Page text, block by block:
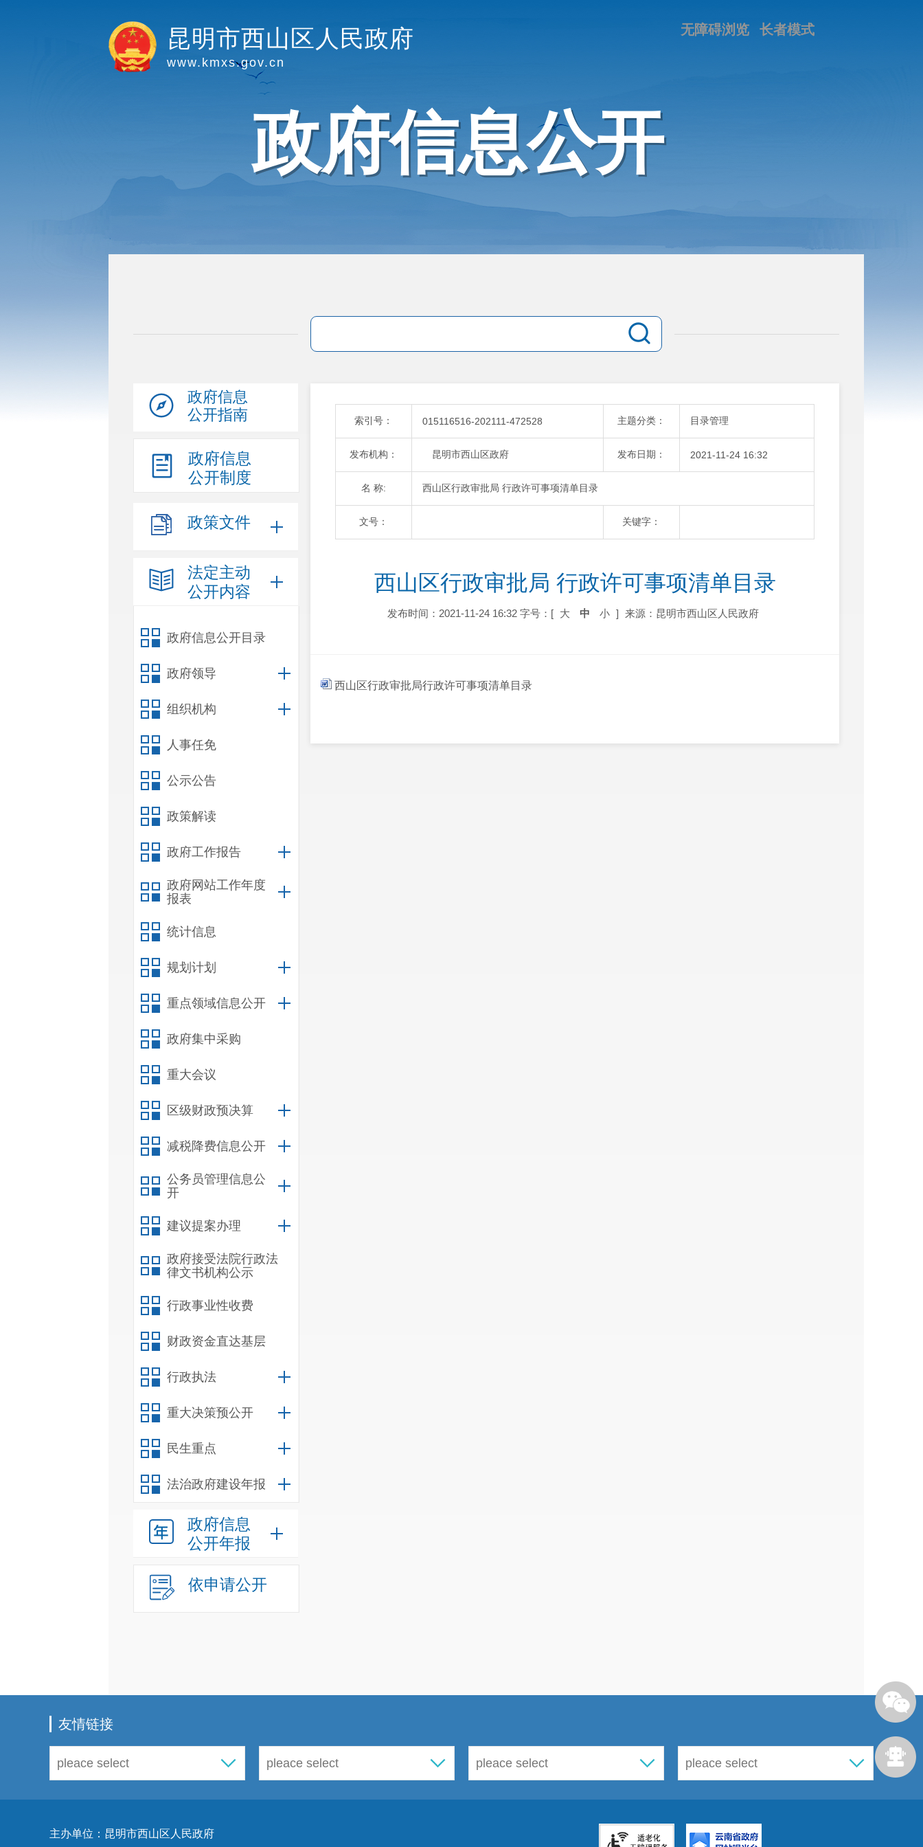
昆明市西山区人民政府
www.kmxs.gov.cn
长者模式
无障碍浏览
政府信息公开
政府信息
公开指南
政府信息
公开制度
政策文件
法定主动
公开内容
政府信息公开目录
政府领导
组织机构
人事任免
公示公告
政策解读
政府工作报告
政府网站工作年度
报表
统计信息
规划计划
重点领域信息公开
政府集中采购
重大会议
区级财政预决算
减税降费信息公开
公务员管理信息公
开
建议提案办理
政府接受法院行政法
律文书机构公示
行政事业性收费
财政资金直达基层
行政执法
重大决策预公开
民生重点
法治政府建设年报
政府信息
公开年报
依申请公开
索引号： 015116516-202111-472528 主题分类： 目录管理
发布机构： 昆明市西山区政府 发布日期： 2021-11-24 16:32
名 称: 西山区行政审批局 行政许可事项清单目录
文号： 关键字：
西山区行政审批局 行政许可事项清单目录
发布时间：2021-11-24 16:32 字号：[ 大 中 小 ] 来源：昆明市西山区人民政府
西山区行政审批局行政许可事项清单目录
友情链接
主办单位：昆明市西山区人民政府